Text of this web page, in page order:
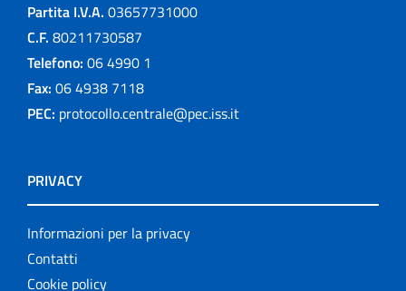
Partita I.V.A. 03657731000
C.F. 80211730587
Telefono: 06 4990 1
Fax: 06 4938 7118
PEC: protocollo.centrale@pec.iss.it
PRIVACY
Informazioni per la privacy
Contatti
Cookie policy